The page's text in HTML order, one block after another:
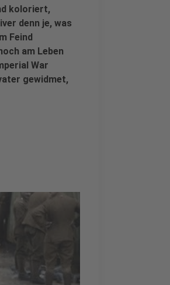
koloriert,
denn je, was
Feind
am Leben
War
gewidmet,